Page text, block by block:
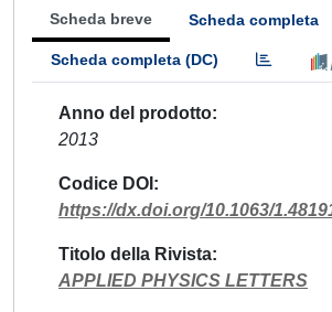
Scheda breve Scheda completa
Scheda completa (DC)
Anno del prodotto
2013
Codice DOI
https://dx.doi.org/10.1063/
Titolo della Rivista
APPLIED PHYSICS LETTERS